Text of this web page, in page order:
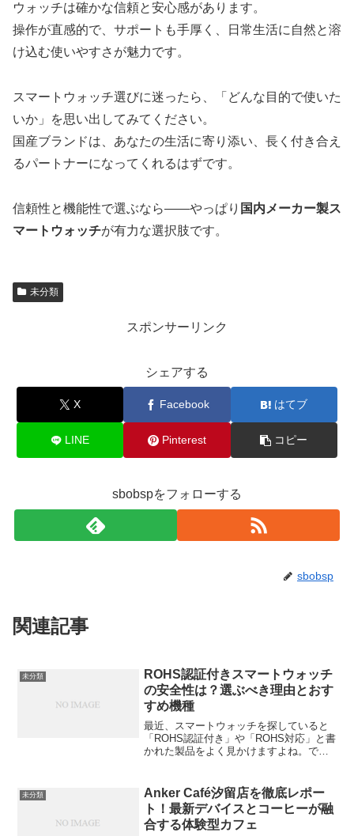
ウォッチは確かな信頼と安心感があります。
操作が直感的で、サポートも手厚く、日常生活に自然と溶
け込む使いやすさが魅力です。
スマートウォッチ選びに迷ったら、「どんな目的で使いた
いか」を思い出してみてください。
国産ブランドは、あなたの生活に寄り添い、長く付き合え
るパートナーになってくれるはずです。
信頼性と機能性で選ぶなら——やっぱり 国内メーカー製ス
マートウォッチが有力な選択肢です。
未分類
スポンサーリンク
シェアする
X Facebook はてブ
LINE Pinterest コピー
sbobspをフォローする
sbobsp
関連記事
未分類
ROHS認証付きスマートウォッチ
の安全性は？選ぶべき理由とおす
すめ機種
最近、スマートウォッチを探していると
「ROHS認証付き」や「ROHS対応」と書
かれた製品をよく見かけますよね。でも
な疑問を持つ人のために、この記事では
「ROHS認証付...
未分類
Anker Café汐留店を徹底レポー
ト！最新デバイスとコーヒーが融
合する体験型カフェ